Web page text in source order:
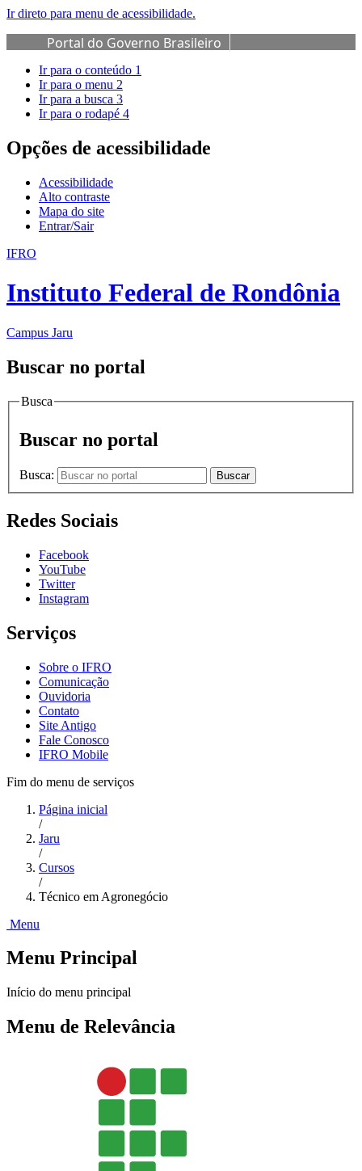
Ir direto para menu de acessibilidade.
Portal do Governo Brasileiro
Ir para o conteúdo 1
Ir para o menu 2
Ir para a busca 3
Ir para o rodapé 4
Opções de acessibilidade
Acessibilidade
Alto contraste
Mapa do site
Entrar/Sair
IFRO
Instituto Federal de Rondônia
Campus Jaru
Buscar no portal
Busca
Buscar no portal
Busca: Buscar
Redes Sociais
Facebook
YouTube
Twitter
Instagram
Serviços
Sobre o IFRO
Comunicação
Ouvidoria
Contato
Site Antigo
Fale Conosco
IFRO Mobile
Fim do menu de serviços
Página inicial
/
Jaru
/
Cursos
/
Técnico em Agronegócio
Menu
Menu Principal
Início do menu principal
Menu de Relevância